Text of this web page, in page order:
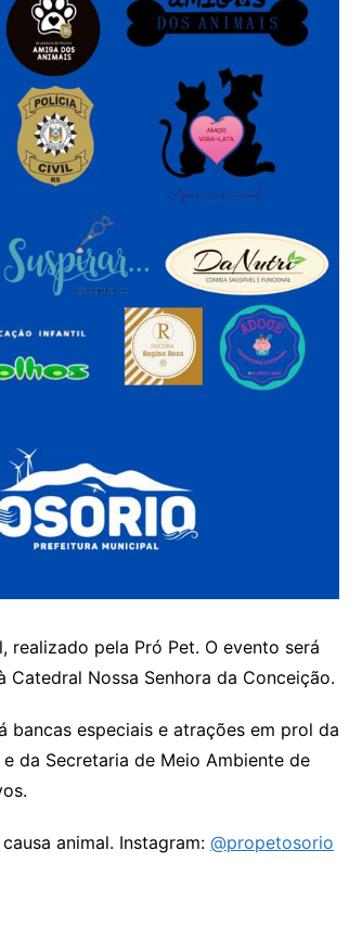
pela Pró Pet. O evento será
Catedral Nossa Senhora da Conceição.
bancas especiais e atrações em prol da
da Secretaria de Meio Ambiente de
animal. Instagram: @propetosorio